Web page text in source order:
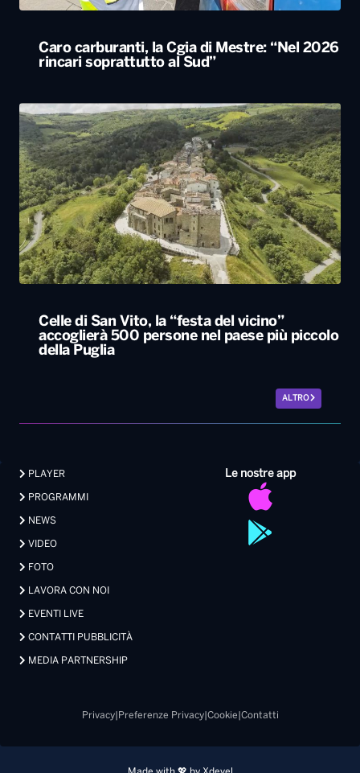
Caro carburanti, la Cgia di Mestre: “Nel 2026
rincari soprattutto al Sud”
Celle di San Vito, la “festa del vicino”
accoglierà 500 persone nel paese più piccolo
della Puglia
ALTRO
Le nostre app
PLAYER
PROGRAMMI
NEWS
VIDEO
FOTO
LAVORA CON NOI
EVENTI LIVE
CONTATTI PUBBLICITÀ
MEDIA PARTNERSHIP
Privacy| Preferenze Privacy| Cookie Contatti